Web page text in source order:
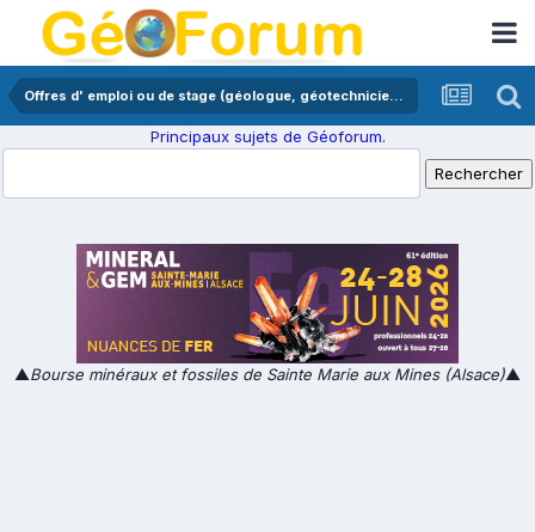
Offres d' emploi ou de stage (géologue, géotechnicien,...)
Principaux sujets de Géoforum.
▲Bourse minéraux et fossiles de Sainte Marie aux Mines (Alsace)▲